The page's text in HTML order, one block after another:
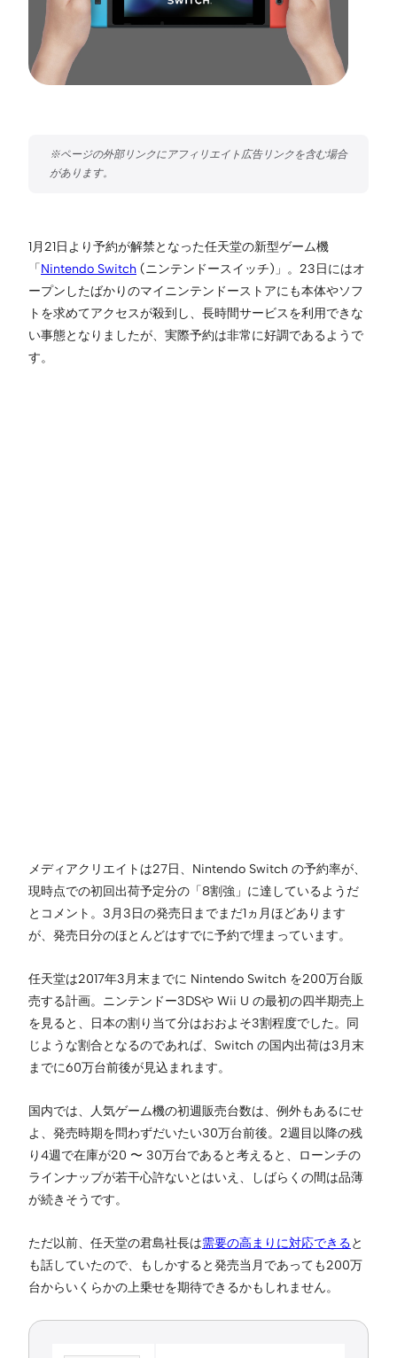
1月21日より予約が解禁となった任天堂の新型ゲーム機
「Nintendo Switch (ニンテンドースイッチ)」。23日にはオ
ープンしたばかりのマイニンテンドーストアにも本体やソフ
トを求めてアクセスが殺到し、長時間サービスを利用できな
い事態となりましたが、実際予約は非常に好調であるようで
す。
メディアクリエイトは27日、Nintendo Switch の予約率が、
現時点での初回出荷予定分の「8割強」に達しているようだ
とコメント。3月3日の発売日までまだ1ヵ月ほどあります
が、発売日分のほとんどはすでに予約で埋まっています。
任天堂は2017年3月末までに Nintendo Switch を200万台販
売する計画。ニンテンドー3DSや Wii U の最初の四半期売上
を見ると、日本の割り当て分はおおよそ3割程度でした。同
じような割合となるのであれば、Switch の国内出荷は3月末
までに60万台前後が見込まれます。
国内では、人気ゲーム機の初週販売台数は、例外もあるにせ
よ、発売時期を問わずだいたい30万台前後。2週目以降の残
り4週で在庫が20 〜 30万台であると考えると、ローンチの
ラインナップが若干心許ないとはいえ、しばらくの間は品薄
が続きそうです。
ただ以前、任天堂の君島社長は需要の高まりに対応できると
も話していたので、もしかすると発売当月であっても200万
台からいくらかの上乗せを期待できるかもしれません。